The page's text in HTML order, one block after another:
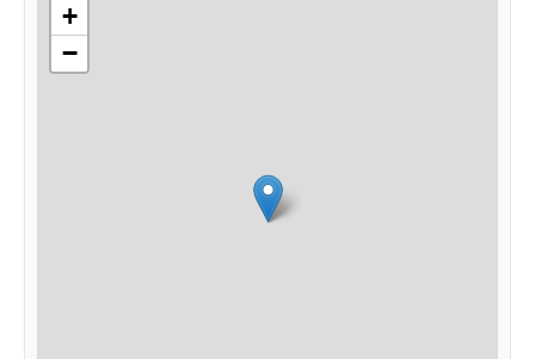
+
−